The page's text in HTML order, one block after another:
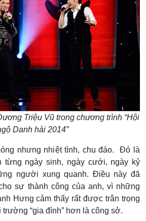
Triệu Vũ trong chương trình “Hội
Danh hài 2014”
nhưng nhiệt tình, chu đáo. Đó là
ngày sinh, ngày cưới, ngày kỷ
người xung quanh. Điều này đã
sự thành công của anh, vì những
Hưng cảm thấy rất được trân trọng
trường “gia đình” hơn là công sở.